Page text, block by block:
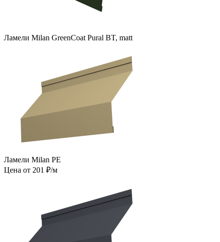
Ламели Milan GreenCoat Pural BT, matt
Ламели Milan PE
Цена от 201 ₽/м